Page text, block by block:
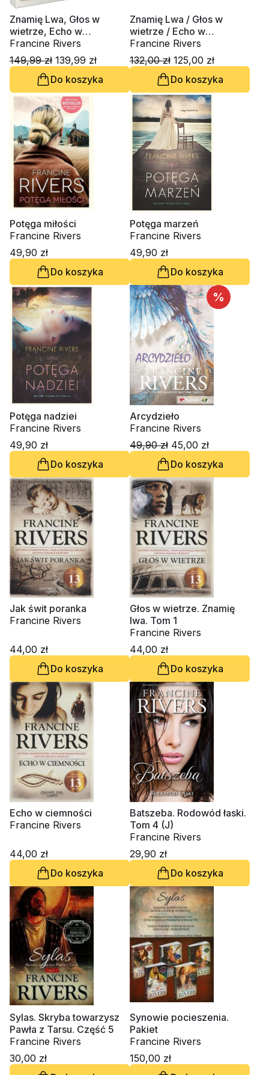
Znamię Lwa, Głos w
wietrze, Echo w
ciemności, Jak świt
poranka (CD-MP3-
audiobook)
Francine Rivers
149,99 zł 139,99 zł
Do koszyka
Znamię Lwa / Głos w
wietrze / Echo w
ciemności / Jak świt
poranka
Francine Rivers
132,00 zł 125,00 zł
Do koszyka
Potęga miłości
Francine Rivers
49,90 zł
Do koszyka
Potęga marzeń
Francine Rivers
49,90 zł
Do koszyka
Potęga nadziei
Francine Rivers
49,90 zł
Do koszyka
%
Arcydzieło
Francine Rivers
49,90 zł 45,00 zł
Do koszyka
Jak świt poranka
Francine Rivers
44,00 zł
Do koszyka
Głos w wietrze. Znamię
lwa. Tom 1
Francine Rivers
44,00 zł
Do koszyka
Echo w ciemności
Francine Rivers
44,00 zł
Do koszyka
Batszeba. Rodowód łaski.
Tom 4 (J)
Francine Rivers
29,90 zł
Do koszyka
Sylas. Skryba towarzysz
Pawła z Tarsu. Część 5
Francine Rivers
30,00 zł
Synowie pocieszenia.
Pakiet
Francine Rivers
150,00 zł